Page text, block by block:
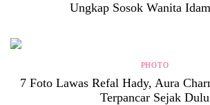
Ungkap Sosok Wanita
PHOTO
7 Foto Lawas Refal Hady, Aura
Terpancar Sejak Dulu